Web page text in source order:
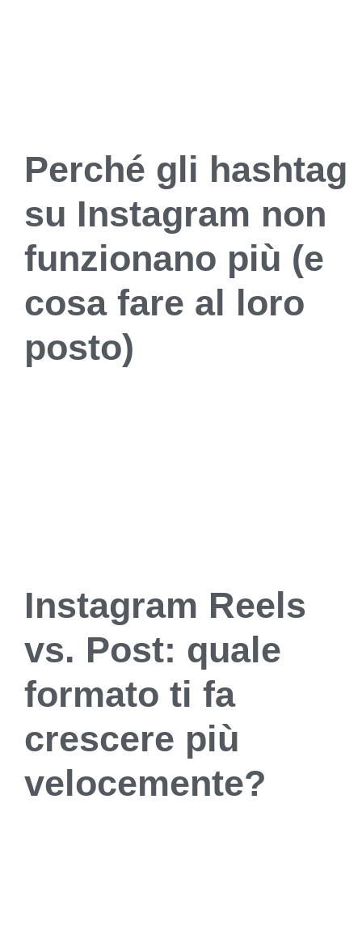
Perché gli hashtag
su Instagram non
funzionano più (e
cosa fare al loro
posto)
Instagram Reels
vs. Post: quale
formato ti fa
crescere più
velocemente?